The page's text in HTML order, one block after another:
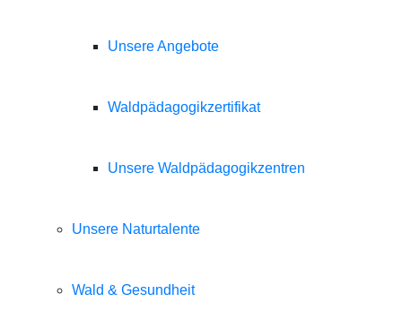
Unsere Angebote
Waldpädagogikzertifikat
Unsere Waldpädagogikzentren
Unsere Naturtalente
Wald & Gesundheit